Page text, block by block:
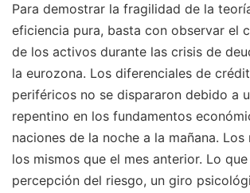
Para demostrar la fragilidad de la
eficiencia pura, basta con observar el
de los activos durante las crisis de
la eurozona. Los diferenciales de
periféricos no se dispararon debido a
repentino en los fundamentos
naciones de la noche a la mañana. Los
los mismos que el mes anterior. Lo
percepción del riesgo, un giro